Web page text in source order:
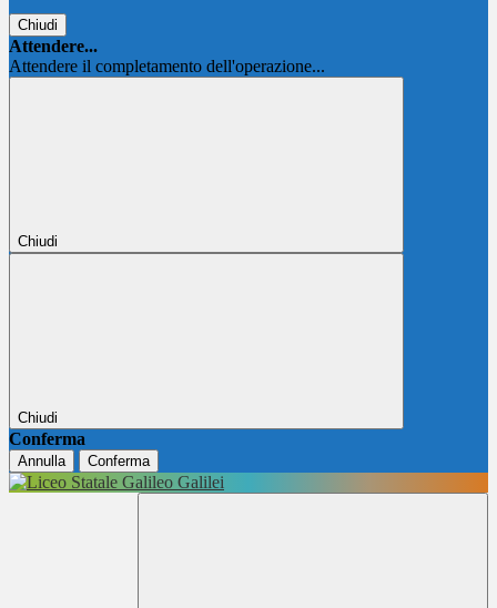
Chiudi
Attendere...
Attendere il completamento dell'operazione...
Chiudi
Chiudi
Conferma
Annulla Conferma